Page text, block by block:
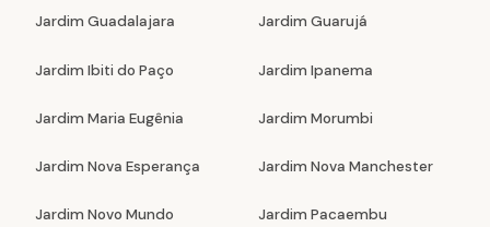
Jardim Guadalajara Jardim Guarujá
Jardim Ibiti do Paço Jardim Ipanema
Jardim Maria Eugênia Jardim Morumbi
Jardim Nova Esperança Jardim Nova Manchester
Jardim Novo Mundo Jardim Pacaembu